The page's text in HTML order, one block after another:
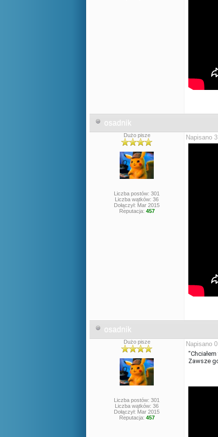
osadnik
Dużo pisze
Liczba postów: 301
Liczba wątków: 36
Dołączył: Mar 2015
Reputacja: 457
Napisano
osadnik
Dużo pisze
Liczba postów: 301
Liczba wątków: 36
Dołączył: Mar 2015
Reputacja: 457
Napisano
Zawsze